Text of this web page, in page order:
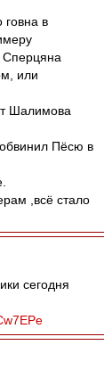
говна в
Сперцяна
или
Шалимова
Пёсю в
,всё стало
сегодня